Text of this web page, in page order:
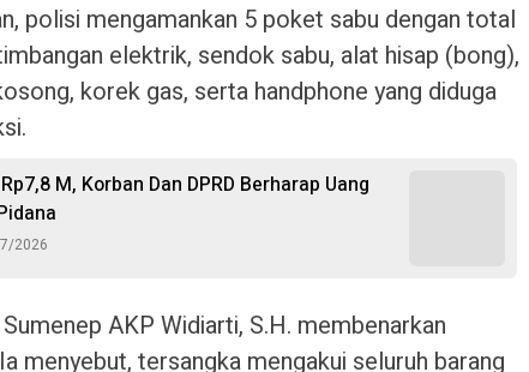
polisi mengamankan 5 poket sabu dengan total
elektrik, sendok sabu, alat hisap (bong),
korek gas, serta handphone yang diduga
M, Korban Dan DPRD Berharap Uang
2026
AKP Widiarti, S.H. membenarkan
menyebut, tersangka mengakui seluruh barang